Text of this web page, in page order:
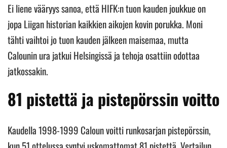
Ei liene vääryys sanoa, että HIFK:n tuon kauden joukkue on
jopa Liigan historian kaikkien aikojen kovin porukka. Moni
tähti vaihtoi jo tuon kauden jälkeen maisemaa, mutta
Calounin ura jatkui Helsingissä ja tehoja osattiin odottaa
jatkossakin.
81 pistettä ja pistepörssin voitto
Kaudella 1998-1999 Caloun voitti runkosarjan pistepörssin,